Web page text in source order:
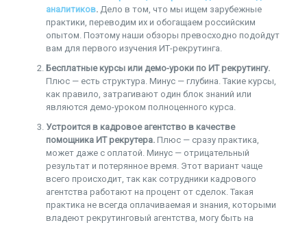
аналитиков. Дело в том, что мы ищем зарубежные
практики, переводим их и обогащаем российским
опытом. Поэтому наши обзоры превосходно подойдут
вам для первого изучения ИТ-рекрутинга.
Бесплатные курсы или демо-уроки по ИТ рекрутингу.
Плюс — есть структура. Минус — глубина. Такие курсы,
как правило, затрагивают один блок знаний или
являются демо-уроком полноценного курса.
Устроится в кадровое агентство в качестве
помощника ИТ рекрутера. Плюс — сразу практика,
может даже с оплатой. Минус — отрицательный
результат и потерянное время. Этот вариант чаще
всего происходит, так как сотрудники кадрового
агентства работают на процент от сделок. Такая
практика не всегда оплачиваемая и знания, которыми
владеют рекрутинговый агентства, могу быть на